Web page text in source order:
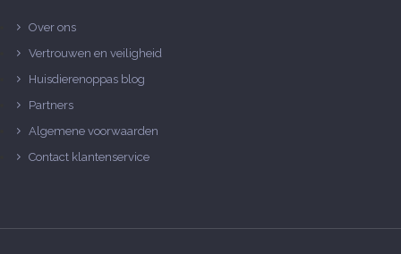
Over ons
Vertrouwen en veiligheid
Huisdierenoppas blog
Partners
Algemene voorwaarden
Contact klantenservice